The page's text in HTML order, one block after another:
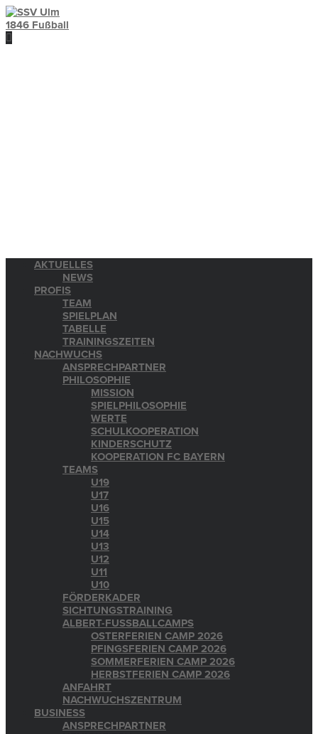
AKTUELLES
NEWS
PROFIS
TEAM
SPIELPLAN
TABELLE
TRAININGSZEITEN
NACHWUCHS
ANSPRECHPARTNER
PHILOSOPHIE
MISSION
SPIELPHILOSOPHIE
WERTE
SCHULKOOPERATION
KINDERSCHUTZ
KOOPERATION FC BAYERN
TEAMS
U19
U17
U16
U15
U14
U13
U12
U11
U10
FÖRDERKADER
SICHTUNGSTRAINING
ALBERT-FUSSBALLCAMPS
OSTERFERIEN CAMP 2026
PFINGSFERIEN CAMP 2026
SOMMERFERIEN CAMP 2026
HERBSTFERIEN CAMP 2026
ANFAHRT
NACHWUCHSZENTRUM
BUSINESS
ANSPRECHPARTNER